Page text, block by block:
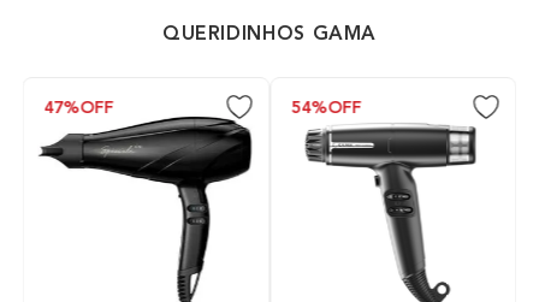
Funções
Turbo Aumenta significativamente o fluxo de ar
levando o motor de uma velocidade normal de 110
000 RPM para uma incrivel velocidade maxima de 120
000 RPM por 30 segundos
QUERIDINHOS GAMA
47%OFF 54%OFF